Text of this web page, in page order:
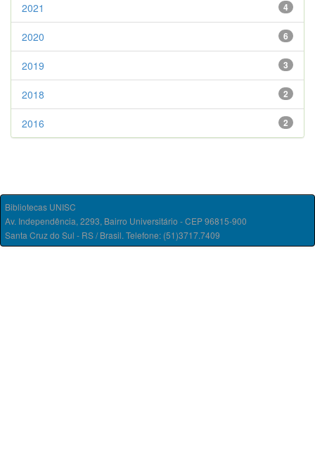
4
2021
6
2020
3
2019
2
2018
2
2016
Bibliotecas UNISC
Av. Independência, 2293, Bairro Universitário - CEP 96815-900
Santa Cruz do Sul - RS / Brasil. Telefone: (51)3717.7409